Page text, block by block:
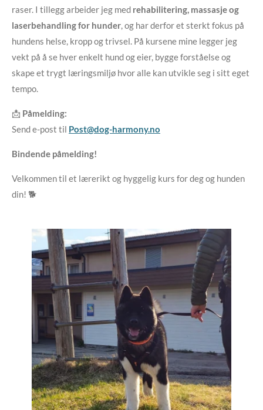
raser. I tillegg arbeider jeg med rehabilitering, massasje og
laserbehandling for hunder, og har derfor et sterkt fokus på
hundens helse, kropp og trivsel. På kursene mine legger jeg
vekt på å se hver enkelt hund og eier, bygge forståelse og
skape et trygt læringsmiljø hvor alle kan utvikle seg i sitt eget
tempo.
📩 Påmelding:
Send e-post til Post@dog-harmony.no
Bindende påmelding!
Velkommen til et lærerikt og hyggelig kurs for deg og hunden
din! 🐕